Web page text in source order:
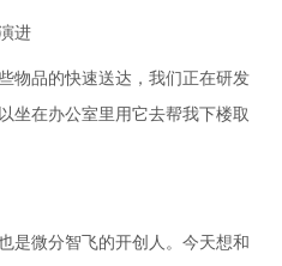
进
物品的快速送达，我们正在研发
坐在办公室里用它去帮我下楼取
是微分智飞的开创人。今天想和